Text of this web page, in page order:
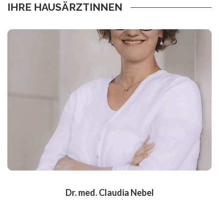
IHRE HAUSÄRZTINNEN
Fachärztin für Allgemeinmedizin und
Praxisinhaberin
Verheiratet, 3 Kinder
seit 2005 in Bonn-Friesdorf
Medizinstudium in Bonn und Leipzig
Tätigkeit in versch. Krankenhäusern und Praxen
Übernahme der Praxis Dr. Vossel im April 2020
Dr. med. Claudia Nebel